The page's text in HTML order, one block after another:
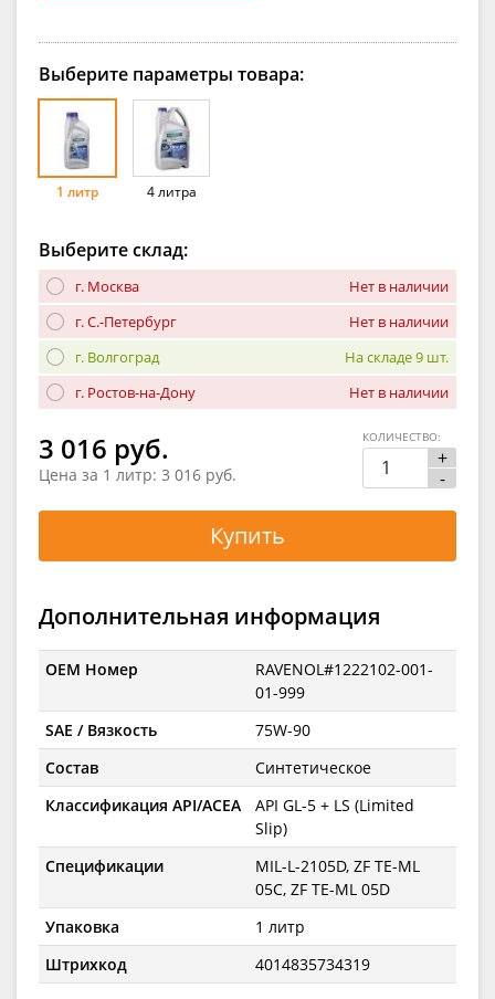
Выберите параметры товара:
1 литр 4 литра
Выберите склад:
г. Москва
Нет в наличии
г. С.-Петербург
Нет в наличии
г. Волгоград
На складе 9 шт.
г. Ростов-на-Дону
Нет в наличии
3 016 руб.
Цена за 1 литр: 3 016 руб.
+
-
КОЛИЧЕСТВО:
Купить
Дополнительная информация
OEM Номер
RAVENOL#1222102-001-
01-999
SAE / Вязкость
75W-90
Состав
Синтетическое
Классификация API/ACEA
API GL-5 + LS (Limited
Slip)
Спецификации
MIL-L-2105D, ZF TE-ML
05C, ZF TE-ML 05D
Упаковка
1 литр
Штрихкод
4014835734319